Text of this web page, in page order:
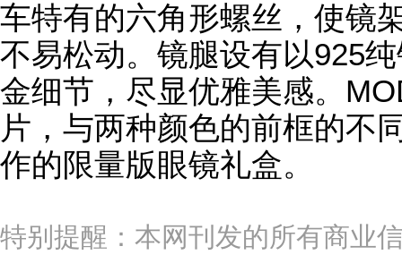
车特有的六角形螺丝，使镜
不易松动。镜腿设有以925
金细节，尽显优雅美感。
片，与两种颜色的前框的不
作的限量版眼镜礼盒。
特别提醒：本网刊发的所有商业